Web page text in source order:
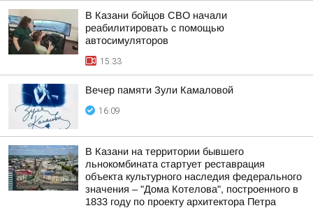
В Казани бойцов СВО начали
реабилитировать с помощью
автосимуляторов
15:33
Вечер памяти Зули Камаловой
16:09
В Казани на территории бывшего
льнокомбината стартует реставрация
объекта культурного наследия федерального
значения – "Дома Котелова", построенного в
1833 году по проекту архитектора Петра